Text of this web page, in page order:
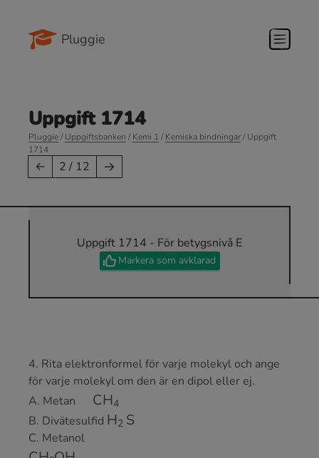
Pluggie
Uppgift 1714
Pluggie/Uppgiftsbanken /Kemi 1 /Kemiska bindningar/ Uppgift
1714
← 2 / 12 →
Uppgift 1714 - För betygsnivå E
Markera som avklarad
4. Rita elektronformel för varje molekyl och ange
för varje molekyl om den är en dipol eller ej.
A. Metan
CH4
B. Divätesulfid
H2 S
C. Metanol
CH3OH